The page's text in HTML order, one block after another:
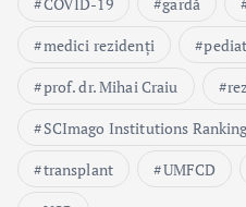
medici rezidenți
prof. dr. Mihai Craiu
SCImago Institutions
transplant
UMFCD